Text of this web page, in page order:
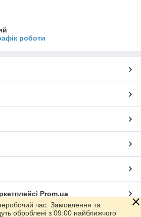
роботи
Prom.ua
час. Замовлення та
оброблені з 09:00 найближчого